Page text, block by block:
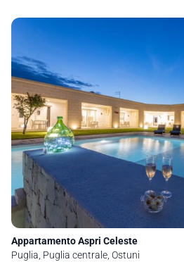
Appartamento Aspri Celeste
Puglia, Puglia centrale, Ostuni